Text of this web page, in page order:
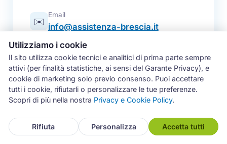
✉️
Email
info@assistenza-brescia.it
📋
Modulo online
Prenota un intervento
📍
Zona operativa
Brescia e intera provincia — tutti i
Utilizziamo i cookie
Il sito utilizza cookie tecnici e analitici di prima parte sempre
attivi (per finalità statistiche, ai sensi del Garante Privacy), e
cookie di marketing solo previo consenso. Puoi accettare
tutti i cookie, rifiutarli o personalizzare le tue preferenze.
Scopri di più nella nostra Privacy e Cookie Policy.
Rifiuta Personalizza Accetta tutti